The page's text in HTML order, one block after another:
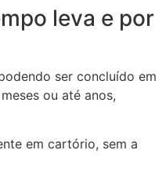
leva e por
ser concluído em
ou até anos,
em cartório, sem a